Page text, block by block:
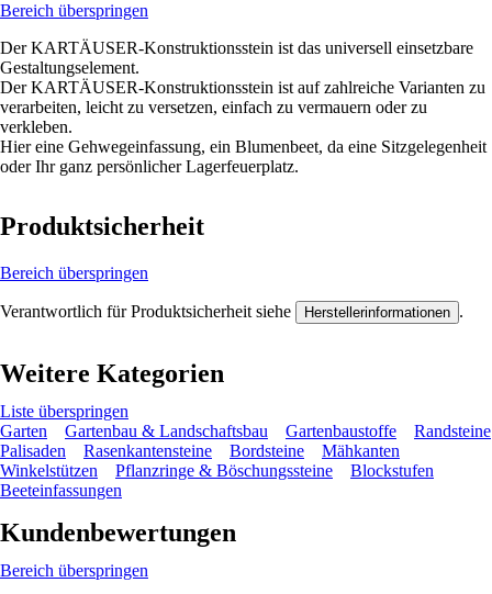
Bereich überspringen
Der KARTÄUSER-Konstruktionsstein ist das universell einsetzbare
Gestaltungselement.
Der KARTÄUSER-Konstruktionsstein ist auf zahlreiche Varianten zu
verarbeiten, leicht zu versetzen, einfach zu vermauern oder zu
verkleben.
Hier eine Gehwegeinfassung, ein Blumenbeet, da eine Sitzgelegenheit
oder Ihr ganz persönlicher Lagerfeuerplatz.
Produktsicherheit
Bereich überspringen
Verantwortlich für Produktsicherheit siehe Herstellerinformationen .
Weitere Kategorien
Liste überspringen
Garten
Gartenbau & Landschaftsbau Gartenbaustoffe
Randsteine
Palisaden
Rasenkantensteine Bordsteine
Mähkanten
Winkelstützen
Pflanzringe & Böschungssteine
Blockstufen
Beeteinfassungen
Kundenbewertungen
Bereich überspringen